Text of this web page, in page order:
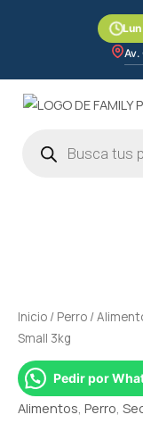
Av.
productos
Inicio / Perro /
Small 3kg
Pedir por
Alimentos Perro
Small
3kg